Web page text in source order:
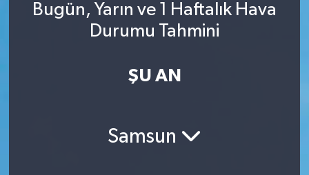
Bugün, Yarın ve 1 Haftalık Hava
Durumu Tahmini
ŞU AN
Samsun
Sağlık
Süper Lig Puan Durumu ve Fikstür
Son Dakika Haberleri